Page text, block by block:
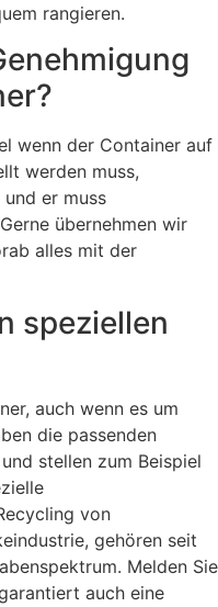
rangieren.
wenn der Container auf
werden muss,
er muss
übernehmen wir
alles mit der
speziellen
auch wenn es um
die passenden
stellen zum Beispiel
von
gehören seit
Melden Sie
auch eine